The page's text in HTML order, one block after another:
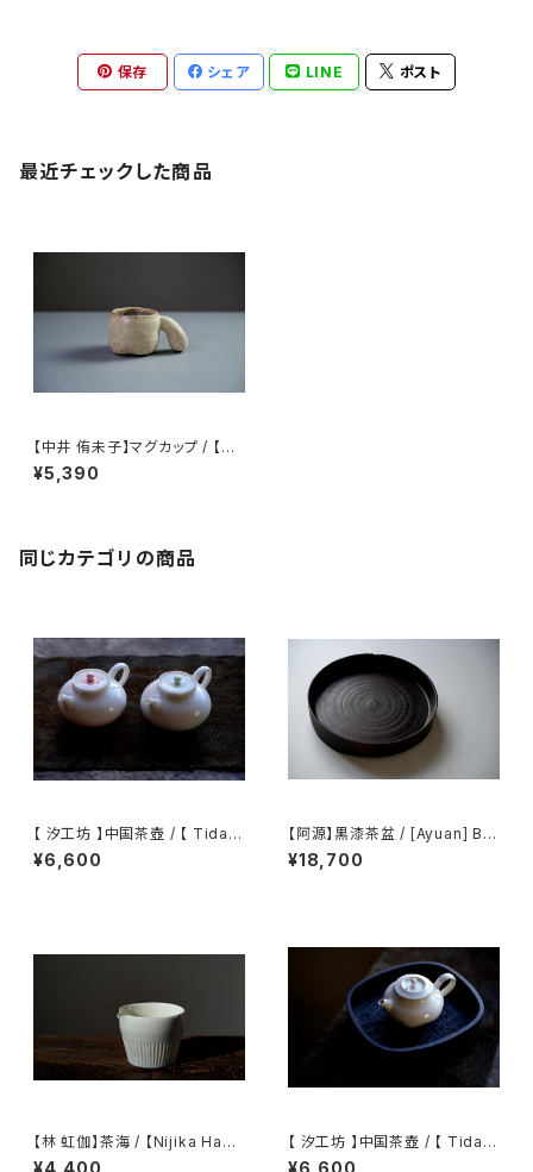
保存 シェア LINE ポスト
最近チェックした商品
【中井 侑未子】マグカップ / 【Na
kai Yumiko】mug
¥5,390
同じカテゴリの商品
【 汐工坊 】中国茶壺 / 【 Tidal
Atelier 】Chinese teapot
¥6,600
【阿源】黒漆茶盆 / [Ayuan] Bla
ck Lacquer Tea Tray
¥18,700
【林 虹伽】茶海 / 【Nijika Haya
shi 】tea pitcher
¥4,400
【 汐工坊 】中国茶壺 / 【 Tidal
Atelier 】Chinese teapot
¥6,600